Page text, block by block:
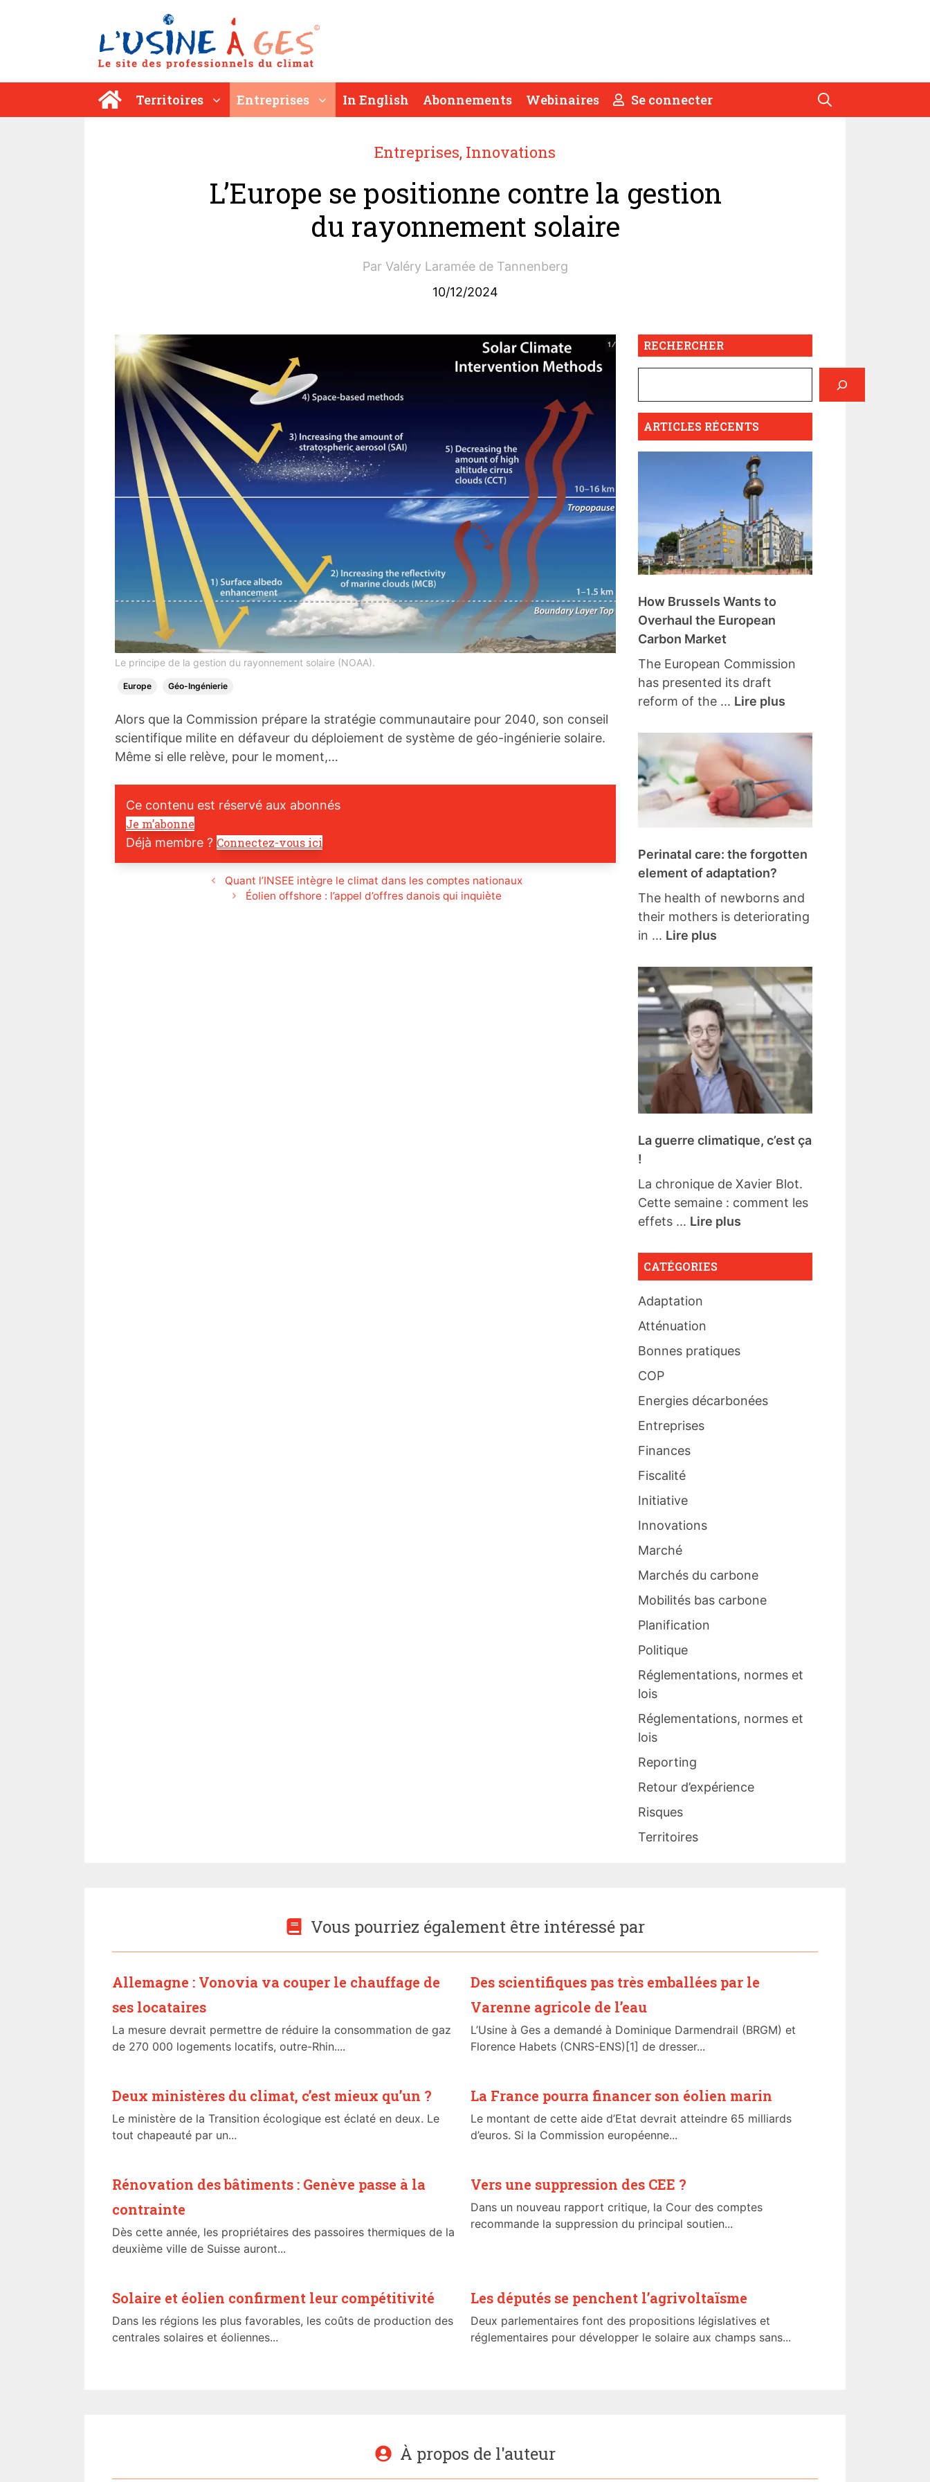
Territoires Entreprises In English Abonnements Webinaires Se connecter
Entreprises, Innovations
L’Europe se positionne contre la gestion
du rayonnement solaire
Par Valéry Laramée de Tannenberg
10/12/2024
Le principe de la gestion du rayonnement solaire (NOAA).
Europe Géo-Ingénierie
Alors que la Commission prépare la stratégie communautaire pour 2040, son conseil
scientifique milite en défaveur du déploiement de système de géo-ingénierie solaire.
Même si elle relève, pour le moment,…
Ce contenu est réservé aux abonnés
Je m’abonne
Déjà membre ? Connectez-vous ici
Quant l’INSEE intègre le climat dans les comptes nationaux
Éolien offshore : l’appel d’offres danois qui inquiète
RECHERCHER
ARTICLES RÉCENTS
How Brussels Wants to
Overhaul the European
Carbon Market
The European Commission
has presented its draft
reform of the ... Lire plus
Perinatal care: the forgotten
element of adaptation?
The health of newborns and
their mothers is deteriorating
in ... Lire plus
La guerre climatique, c’est ça
!
La chronique de Xavier Blot.
Cette semaine : comment les
effets ... Lire plus
CATÉGORIES
Adaptation
Atténuation
Bonnes pratiques
COP
Energies décarbonées
Entreprises
Finances
Fiscalité
Initiative
Innovations
Marché
Marchés du carbone
Mobilités bas carbone
Planification
Politique
Réglementations, normes et
lois
Réglementations, normes et
lois
Reporting
Retour d’expérience
Risques
Territoires
Vous pourriez également être intéressé par
Allemagne : Vonovia va couper le chauffage de
ses locataires
La mesure devrait permettre de réduire la consommation de gaz
de 270 000 logements locatifs, outre-Rhin....
Des scientifiques pas très emballées par le
Varenne agricole de l’eau
L’Usine à Ges a demandé à Dominique Darmendrail (BRGM) et
Florence Habets (CNRS-ENS)[1] de dresser...
Deux ministères du climat, c’est mieux qu’un ?
Le ministère de la Transition écologique est éclaté en deux. Le
tout chapeauté par un...
La France pourra financer son éolien marin
Le montant de cette aide d’Etat devrait atteindre 65 milliards
d’euros. Si la Commission européenne...
Rénovation des bâtiments : Genève passe à la
contrainte
Dès cette année, les propriétaires des passoires thermiques de la
deuxième ville de Suisse auront...
Vers une suppression des CEE ?
Dans un nouveau rapport critique, la Cour des comptes
recommande la suppression du principal soutien...
Solaire et éolien confirment leur compétitivité
Dans les régions les plus favorables, les coûts de production des
centrales solaires et éoliennes...
Les députés se penchent l’agrivoltaïsme
Deux parlementaires font des propositions législatives et
réglementaires pour développer le solaire aux champs sans...
À propos de l'auteur